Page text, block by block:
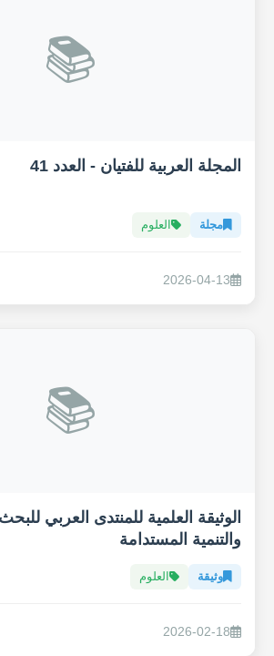
📚
المجلة العربية للفتيان - العدد 41
مجلة العلوم
2026-04-13
📚
الوثيقة العلمية للمنتدى العربي
والتنمية المستدامة
وثيقة العلوم
2026-02-18